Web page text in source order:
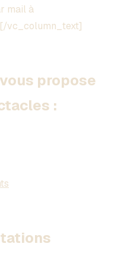
mail à
[/vc_column_text]
vous propose
: